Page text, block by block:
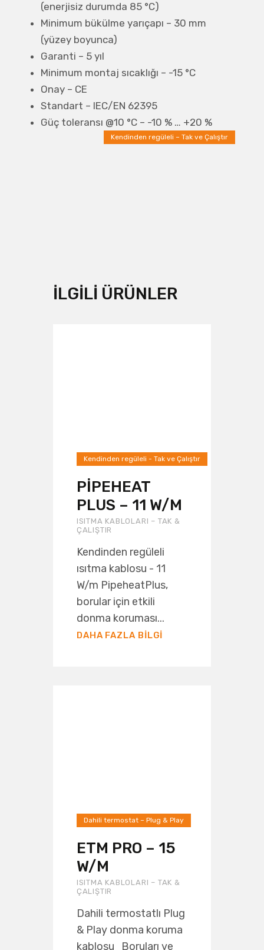
(enerjisiz durumda 85 °C)
Minimum bükülme yarıçapı – 30 mm
(yüzey boyunca)
Garanti – 5 yıl
Minimum montaj sıcaklığı – -15 °C
Onay – CE
Standart – IEC/EN 62395
Güç toleransı @10 °C – -10 % … +20 %
Kendinden regüleli – Tak ve Çalıştır
İLGILI ÜRÜNLER
Kendinden regüleli - Tak ve Çalıştır
PIPEHEAT
PLUS – 11 W/M
ISITMA KABLOLARI – TAK &
ÇALIŞTIR
Kendinden regüleli
ısıtma kablosu - 11
W/m PipeheatPlus,
borular için etkili
donma koruması...
DAHA FAZLA BILGI
Dahili termostat – Plug & Play
ETM PRO – 15
W/M
ISITMA KABLOLARI – TAK &
ÇALIŞTIR
Dahili termostatlı Plug
& Play donma koruma
kablosu Boruları ve